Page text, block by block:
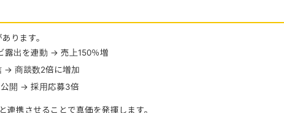
ります。
露出を連動 → 売上150％増
→ 商談数2倍に増加
開 → 採用応募3倍
と連携させることで真価を発揮します。